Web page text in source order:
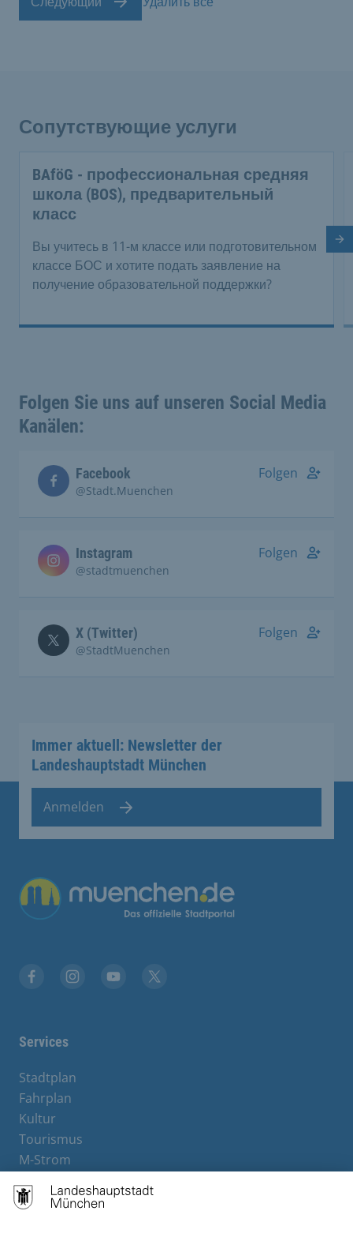
Сопутствующие услуги
BAföG - профессиональная средняя
школа (BOS), предварительный
класс
Вы учитесь в 11-м классе или подготовительном
классе БОС и хотите подать заявление на
получение образовательной поддержки?
Folgen Sie uns auf unseren Social Media
Kanälen:
Facebook
@Stadt.Muenchen
Folgen
Instagram
@stadtmuenchen
Folgen
X (Twitter)
@StadtMuenchen
Folgen
Immer aktuell: Newsletter der
Landeshauptstadt München
Anmelden
Übergreifende Links
Services
Stadtplan
Fahrplan
Kultur
Tourismus
M-Strom
Hotels